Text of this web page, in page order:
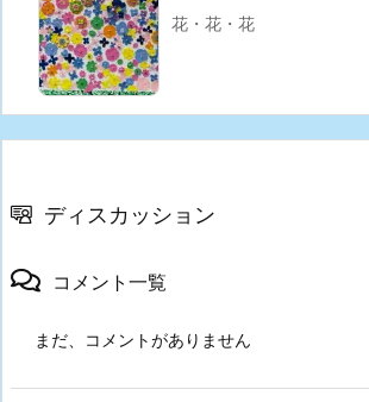
花・花・花
ディスカッション
コメント一覧
まだ、コメントがありません